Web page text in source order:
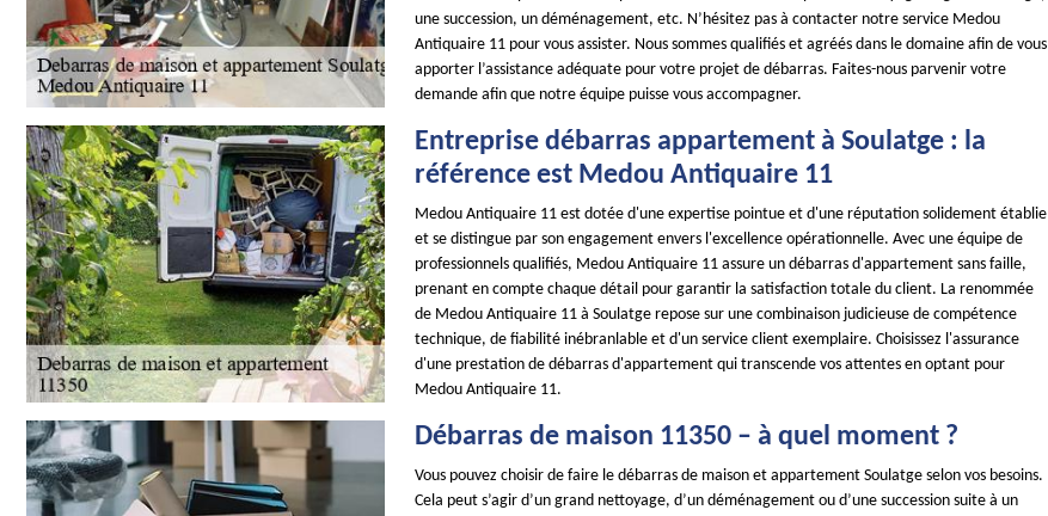
une succession, un déménagement, etc. N’hésitez pas à contacter notre service Medou
Antiquaire 11 pour vous assister. Nous sommes qualifiés et agréés dans le domaine afin de vous
apporter l’assistance adéquate pour votre projet de débarras. Faites-nous parvenir votre
demande afin que notre équipe puisse vous accompagner.
Entreprise débarras appartement à Soulatge : la
référence est Medou Antiquaire 11
Medou Antiquaire 11 est dotée d'une expertise pointue et d'une réputation solidement établie
et se distingue par son engagement envers l'excellence opérationnelle. Avec une équipe de
professionnels qualifiés, Medou Antiquaire 11 assure un débarras d'appartement sans faille,
prenant en compte chaque détail pour garantir la satisfaction totale du client. La renommée
de Medou Antiquaire 11 à Soulatge repose sur une combinaison judicieuse de compétence
technique, de fiabilité inébranlable et d'un service client exemplaire. Choisissez l'assurance
d'une prestation de débarras d'appartement qui transcende vos attentes en optant pour
Medou Antiquaire 11.
Débarras de maison 11350 – à quel moment ?
Vous pouvez choisir de faire le débarras de maison et appartement Soulatge selon vos besoins.
Cela peut s’agir d’un grand nettoyage, d’un déménagement ou d’une succession suite à un